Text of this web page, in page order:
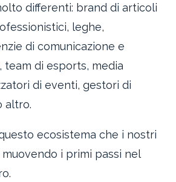
differenti: brand di articoli
leghe,
di comunicazione e
di esports, media
di eventi, gestori di
altro.
ecosistema che i nostri
i primi passi nel